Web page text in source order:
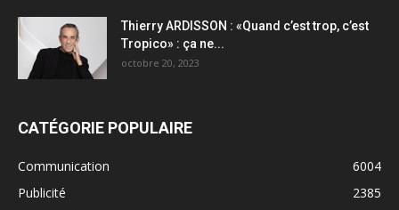
Thierry ARDISSON : «Quand c’est trop, c’est
Tropico» : ça ne...
octobre 20, 2023
CATÉGORIE POPULAIRE
Communication
6004
Publicité
2385